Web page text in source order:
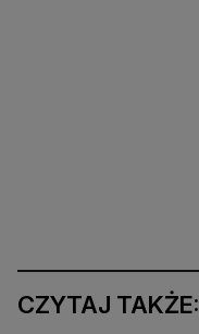
CZYTAJ TAKŻE: